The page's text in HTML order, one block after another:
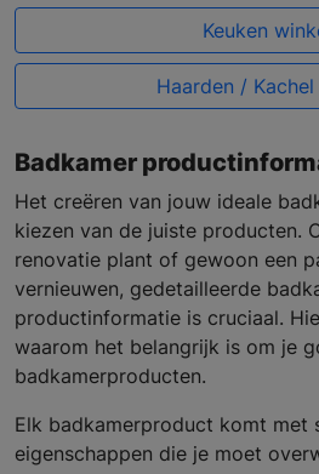
Keuken
Haarden /
Badkamer
Het creëren van jouw ideale
kiezen van de juiste producten.
renovatie plant of gewoon een
vernieuwen, gedetailleerde
productinformatie is cruciaal.
waarom het belangrijk is om je
badkamerproducten.
Elk badkamerproduct komt met
eigenschappen die je moet